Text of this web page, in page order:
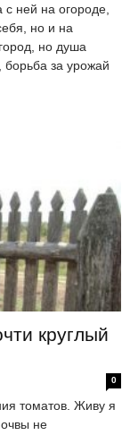
ней на огороде,
но и на
но душа
за урожай
круглый
0
томатов. Живу я
не